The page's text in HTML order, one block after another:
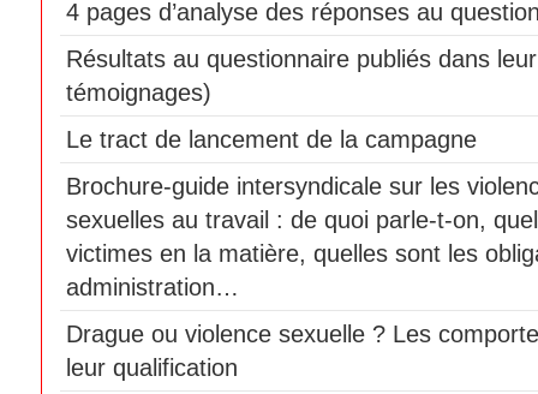
4 pages d’analyse des réponses au
Résultats au questionnaire publiés dans
témoignages)
Le tract de lancement de la campagne
Brochure-guide intersyndicale sur les
sexuelles au travail : de quoi parle-t-on,
victimes en la matière, quelles sont les
administration…
Drague ou violence sexuelle ? Les
leur qualification